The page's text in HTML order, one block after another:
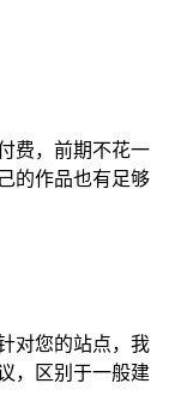
费，前期不花一
的作品也有足够
对您的站点，我
，区别于一般建